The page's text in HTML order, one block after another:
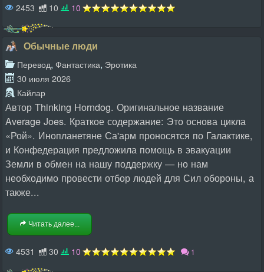
2453 10 10
Обычные люди
Перевод, Фантастика, Эротика
30 июля 2026
Кайлар
Автор Thinking Horndog. Оригинальное название
Average Joes. Краткое содержание: Это основа цикла
«Рой». Инопланетяне Са'арм проносятся по Галактике,
и Конфедерация предложила помощь в эвакуации
Земли в обмен на нашу поддержку — но нам
необходимо провести отбор людей для Сил обороны, а
также...
Читать далее...
4531 30 10 1